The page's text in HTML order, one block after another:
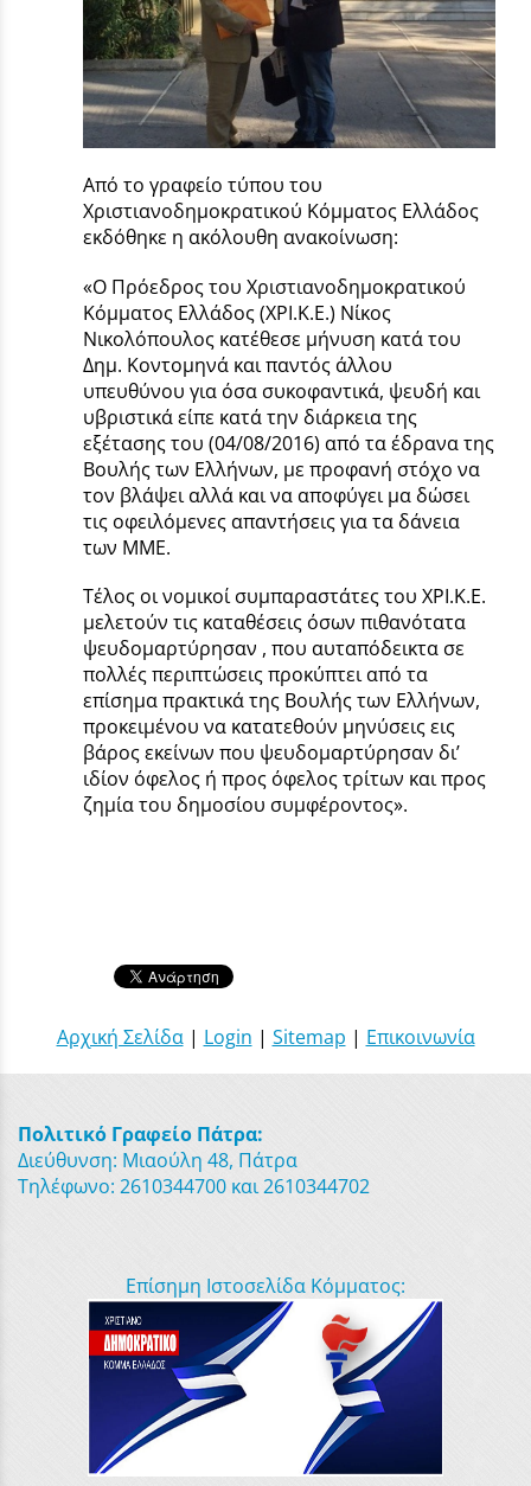
Από το γραφείο τύπου του
Χριστιανοδημοκρατικού Κόμματος Ελλάδος
εκδόθηκε η ακόλουθη ανακοίνωση:
«Ο Πρόεδρος του Χριστιανοδημοκρατικού
Κόμματος Ελλάδος (ΧΡΙ.Κ.Ε.) Νίκος
Νικολόπουλος κατέθεσε μήνυση κατά του
Δημ. Κοντομηνά και παντός άλλου
υπευθύνου για όσα συκοφαντικά, ψευδή και
υβριστικά είπε κατά την διάρκεια της
εξέτασης του (04/08/2016) από τα έδρανα της
Βουλής των Ελλήνων, με προφανή στόχο να
τον βλάψει αλλά και να αποφύγει μα δώσει
τις οφειλόμενες απαντήσεις για τα δάνεια
των ΜΜΕ.
Τέλος οι νομικοί συμπαραστάτες του ΧΡΙ.Κ.Ε.
μελετούν τις καταθέσεις όσων πιθανότατα
ψευδομαρτύρησαν , που αυταπόδεικτα σε
πολλές περιπτώσεις προκύπτει από τα
επίσημα πρακτικά της Βουλής των Ελλήνων,
προκειμένου να κατατεθούν μηνύσεις εις
βάρος εκείνων που ψευδομαρτύρησαν δι’
ιδίον όφελος ή προς όφελος τρίτων και προς
ζημία του δημοσίου συμφέροντος».
Αρχική Σελίδα| Login | Sitemap | Επικοινωνία
Πολιτικό Γραφείο Πάτρα:
Διεύθυνση: Μιαούλη 48, Πάτρα
Τηλέφωνο: 2610344700 και 2610344702
Επίσημη Ιστοσελίδα Κόμματος: